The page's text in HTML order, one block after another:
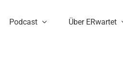
Podcast Über ERwartet